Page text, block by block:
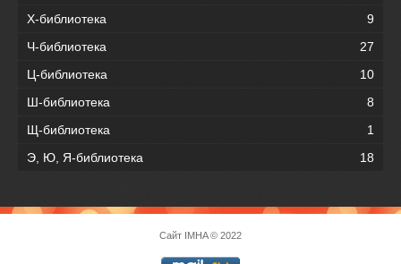
Х-библиотека
9
Ч-библиотека
27
Ц-библиотека
10
Ш-библиотека
8
Щ-библиотека
1
Э, Ю, Я-библиотека
18
Сайт IMHA© 2022